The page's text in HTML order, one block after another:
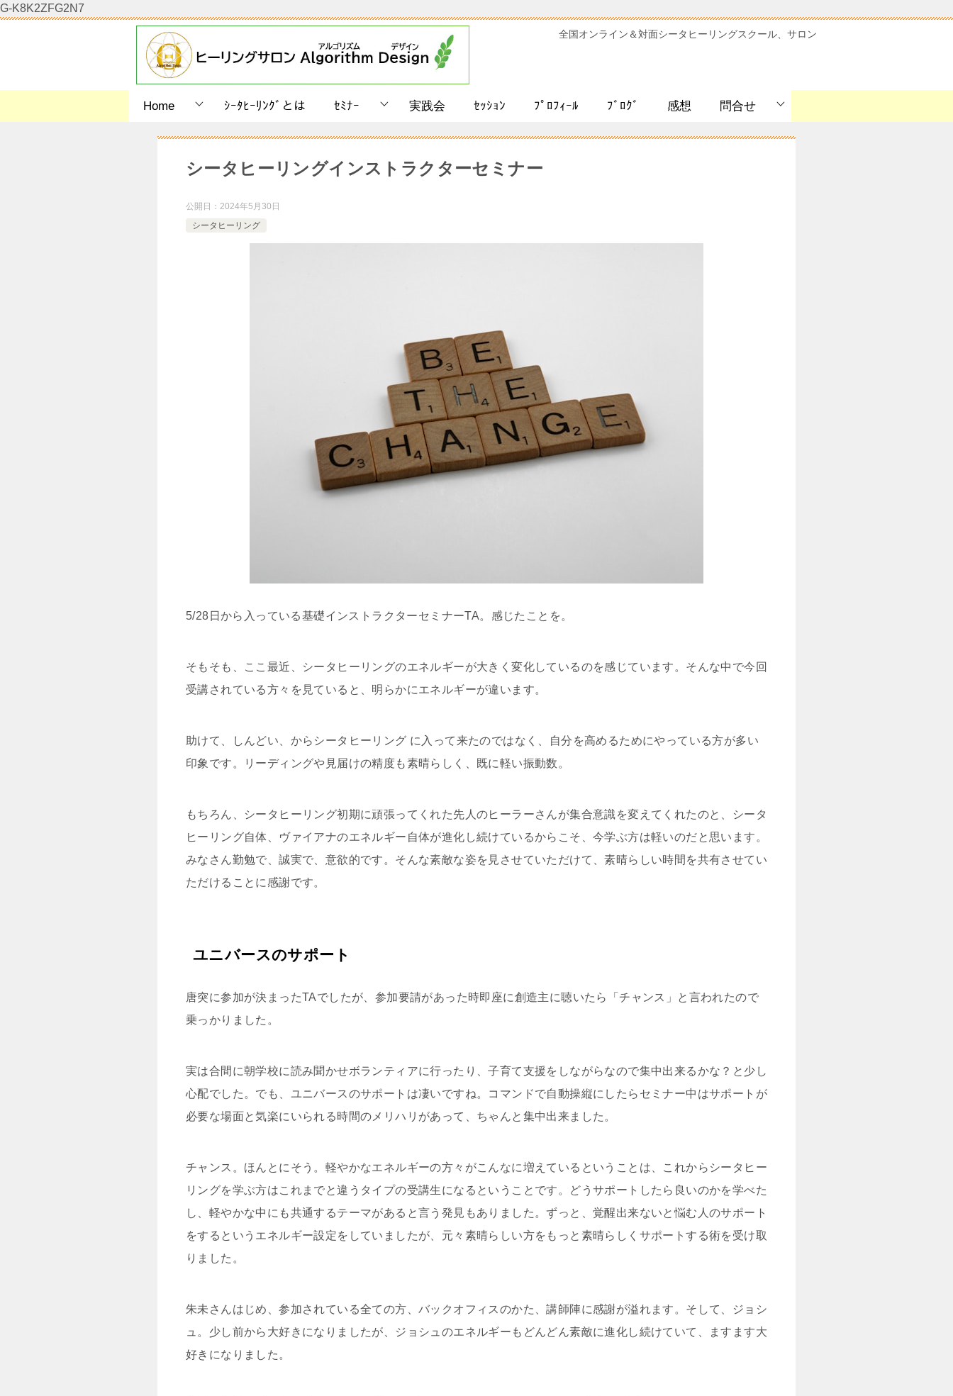
G-K8K2ZFG2N7
全国オンライン＆対面シータヒーリングスクール、サロン
Home ｼｰﾀﾋｰﾘﾝｸﾞとは ｾﾐﾅｰ 実践会 ｾｯｼｮﾝ ﾌﾟﾛﾌｨｰﾙ ﾌﾞﾛｸﾞ 感想 問合せ
シータヒーリングインストラクターセミナー
公開日： 2024年5月30日
シータヒーリング
5/28日から入っている基礎インストラクターセミナーTA。感じたことを。
そもそも、ここ最近、シータヒーリングのエネルギーが大きく変化しているのを感じています。そんな中で今回
受講されている方々を見ていると、明らかにエネルギーが違います。
助けて、しんどい、からシータヒーリング に入って来たのではなく、自分を高めるためにやっている方が多い
印象です。リーディングや見届けの精度も素晴らしく、既に軽い振動数。
もちろん、シータヒーリング初期に頑張ってくれた先人のヒーラーさんが集合意識を変えてくれたのと、シータ
ヒーリング自体、ヴァイアナのエネルギー自体が進化し続けているからこそ、今学ぶ方は軽いのだと思います。
みなさん勤勉で、誠実で、意欲的です。そんな素敵な姿を見させていただけて、素晴らしい時間を共有させてい
ただけることに感謝です。
ユニバースのサポート
唐突に参加が決まったTAでしたが、参加要請があった時即座に創造主に聴いたら「チャンス」と言われたので
乗っかりました。
実は合間に朝学校に読み聞かせボランティアに行ったり、子育て支援をしながらなので集中出来るかな？と少し
心配でした。でも、ユニバースのサポートは凄いですね。コマンドで自動操縦にしたらセミナー中はサポートが
必要な場面と気楽にいられる時間のメリハリがあって、ちゃんと集中出来ました。
チャンス。ほんとにそう。軽やかなエネルギーの方々がこんなに増えているということは、これからシータヒー
リングを学ぶ方はこれまでと違うタイプの受講生になるということです。どうサポートしたら良いのかを学べた
し、軽やかな中にも共通するテーマがあると言う発見もありました。ずっと、覚醒出来ないと悩む人のサポート
をするというエネルギー設定をしていましたが、元々素晴らしい方をもっと素晴らしくサポートする術を受け取
りました。
朱未さんはじめ、参加されている全ての方、バックオフィスのかた、講師陣に感謝が溢れます。そして、ジョシ
ュ。少し前から大好きになりましたが、ジョシュのエネルギーもどんどん素敵に進化し続けていて、ますます大
好きになりました。